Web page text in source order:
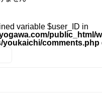
variable $user_ID in
public_html/
youkaichi/comments.php